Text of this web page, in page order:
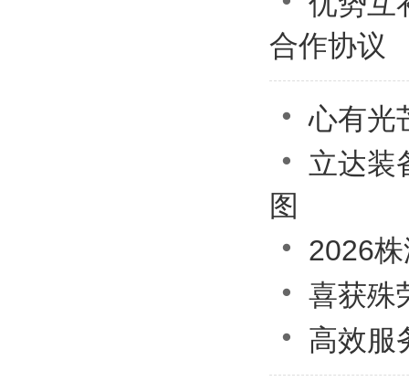
合作协议
 心有光

立达装
图
 2026
 喜获殊
 高效服